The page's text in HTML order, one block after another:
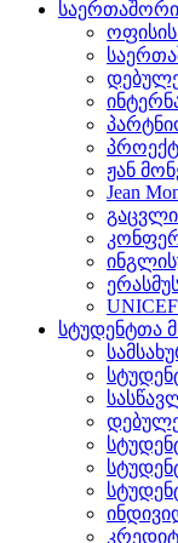
ჟან
Jean
UNICEF
სტუდენტთა